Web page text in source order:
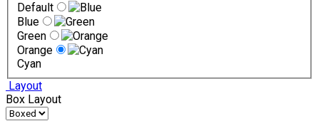
Default
Blue
Green
Orange
Cyan
Layout
Box Layout